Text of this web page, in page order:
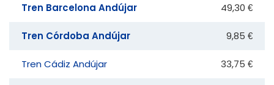
Tren Barcelona Andújar 49,30 €
Tren Córdoba Andújar 9,85 €
Tren Cádiz Andújar 33,75 €